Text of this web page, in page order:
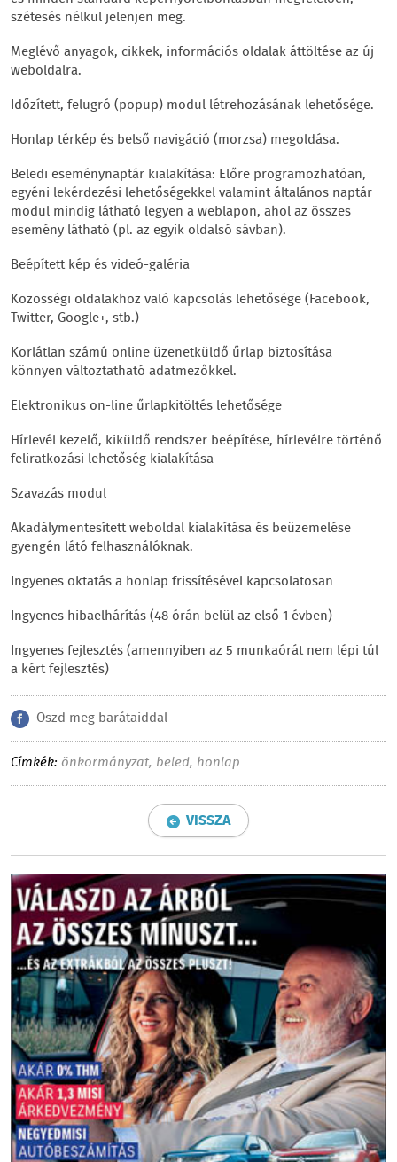
szétesés nélkül jelenjen meg.
Meglévő anyagok, cikkek, információs oldalak áttöltése az új
weboldalra.
Időzített, felugró (popup) modul létrehozásának lehetősége.
Honlap térkép és belső navigáció (morzsa) megoldása.
Beledi eseménynaptár kialakítása: Előre programozhatóan,
egyéni lekérdezési lehetőségekkel valamint általános naptár
modul mindig látható legyen a weblapon, ahol az összes
esemény látható (pl. az egyik oldalsó sávban).
Beépített kép és videó-galéria
Közösségi oldalakhoz való kapcsolás lehetősége (Facebook,
Twitter, Google+, stb.)
Korlátlan számú online üzenetküldő űrlap biztosítása
könnyen változtatható adatmezőkkel.
Elektronikus on-line űrlapkitöltés lehetősége
Hírlevél kezelő, kiküldő rendszer beépítése, hírlevélre történő
feliratkozási lehetőség kialakítása
Szavazás modul
Akadálymentesített weboldal kialakítása és beüzemelése
gyengén látó felhasználóknak.
Ingyenes oktatás a honlap frissítésével kapcsolatosan
Ingyenes hibaelhárítás (48 órán belül az első 1 évben)
Ingyenes fejlesztés (amennyiben az 5 munkaórát nem lépi túl
a kért fejlesztés)
Oszd meg barátaiddal
Címkék: önkormányzat, beled, honlap
VISSZA